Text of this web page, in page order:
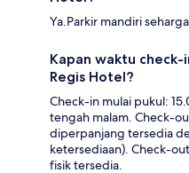
Ya.Parkir mandiri
Kapan waktu
Regis Hotel?
Check-in mulai pukul:
tengah malam. Check-
diperpanjang tersedia
ketersediaan). Check-
fisik tersedia.